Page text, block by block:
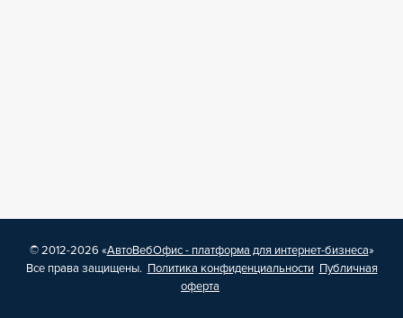
© 2012-2026 «АвтоВебОфис - платформа для интернет-бизнеса»
Все права защищены. Политика конфиденциальности Публичная
оферта